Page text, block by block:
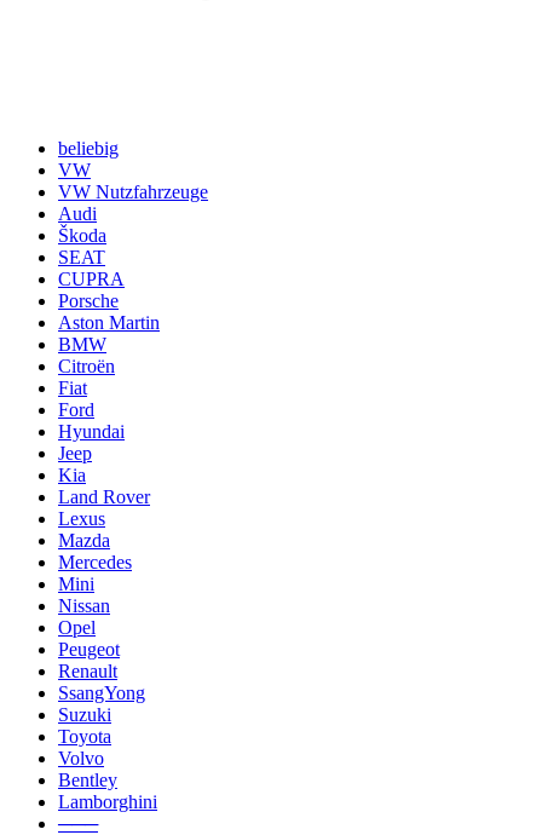
beliebig
VW
VW Nutzfahrzeuge
Audi
Škoda
SEAT
CUPRA
Porsche
Aston Martin
BMW
Citroën
Fiat
Ford
Hyundai
Jeep
Kia
Land Rover
Lexus
Mazda
Mercedes
Mini
Nissan
Opel
Peugeot
Renault
SsangYong
Suzuki
Toyota
Volvo
Bentley
Lamborghini
───